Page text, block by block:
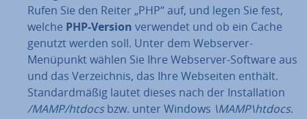
Rufen Sie den Reiter „PHP“ auf, und legen Sie fest,
welche PHP-Version verwendet und ob ein Cache
genutzt werden soll. Unter dem Webserver-
Menüpunkt wählen Sie Ihre Webserver-Software aus
und das Ver­zeich­nis, das Ihre Webseiten enthält.
Stan­dard­mä­ßig lautet dieses nach der In­stal­la­ti­on
/MAMP/htdocsbzw. unter Windows \MAMP\htdocs.